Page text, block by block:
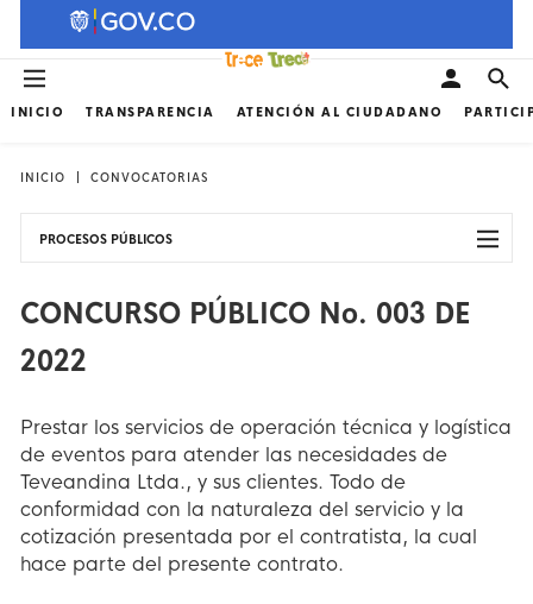
INICIO TRANSPARENCIA ATENCIÓN AL CIUDADANO
INICIO CONVOCATORIAS
PROCESOS PÚBLICOS
CONCURSO PÚBLICO No. 003 DE
2022
Prestar los servicios de operación técnica y logística
de eventos para atender las necesidades de
Teveandina Ltda., y sus clientes. Todo de
conformidad con la naturaleza del servicio y la
cotización presentada por el contratista, la cual
hace parte del presente contrato.